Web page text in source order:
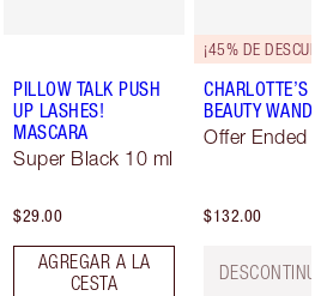
PILLOW TALK PUSH
UP LASHES!
MASCARA
Super Black 10 ml
$29.00
AGREGAR A LA
CESTA
¡45% DE
CHARLOTTE’S
BEAUTY WAND
Offer Ended
$132.00